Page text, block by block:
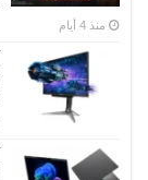
منذ 4 أيام